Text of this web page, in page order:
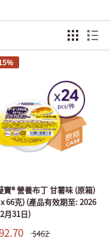
寶® 營養布丁 甘薯味 (原箱)
66克) (產品有效期至: 2026
月31日)
$462